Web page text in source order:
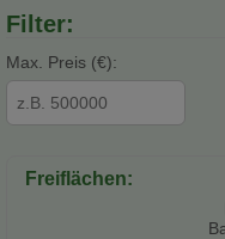
Filter:
Max. Preis (€):
Freiflächen: